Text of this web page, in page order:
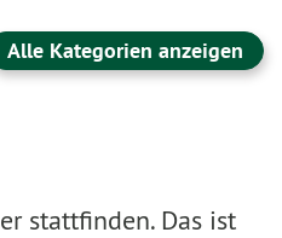
Alle Kategorien anzeigen
stattfinden. Das ist